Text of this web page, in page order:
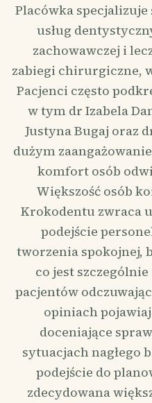
Placówka
usług
zachowawczej i
zabiegi chirurgiczne,
Pacjenci często
w tym dr Izabela
Justyna Bugaj oraz
dużym
komfort osób
Większość osób
Krokodentu zwraca
podejście
tworzenia spokojnej,
co jest
pacjentów
opiniach
doceniające
sytuacjach nagłego
podejście do
zdecydowana